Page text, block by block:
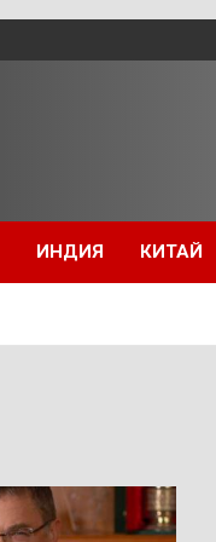
ИНДИЯ КИТАЙ